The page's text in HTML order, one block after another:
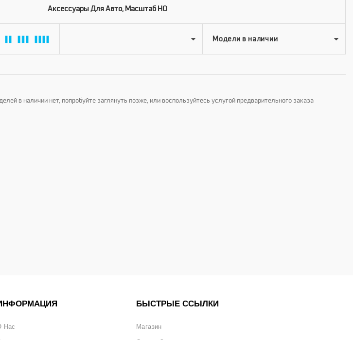
Аксессуары Для Авто, Масштаб HO
в наличии нет, попробуйте заглянуть позже, или воспользуйтесь услугой предварительного заказа
Нас
БЫСТРЫЕ ССЫЛКИ
Магазин